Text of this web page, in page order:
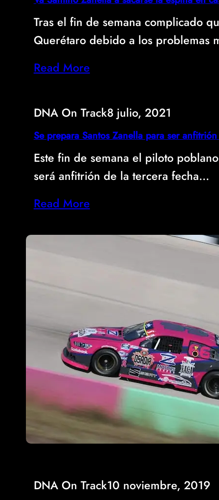
Tras el fin de semana complicado
Querétaro debido a los problemas
Read More
DNA On Track8 julio, 2021
Se prepara Santos Zanella para ser
Este fin de semana el piloto
será anfitrión de la tercera fecha…
Read More
DNA On Track10 noviembre, 2019